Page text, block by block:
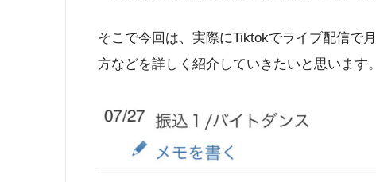
そこで今回は、実際にTiktokでライブ配信で
方などを詳しく紹介していきたいと思います。